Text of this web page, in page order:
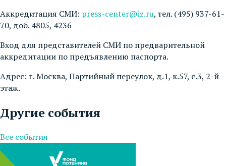
Аккредитация СМИ: press-center@iz.ru, тел. (495) 937-61-
70, доб. 4805, 4236
Вход для представителей СМИ по предварительной
аккредитации по предъявлению паспорта.
Адрес: г. Москва, Партийный переулок, д.1, к.57, с.3, 2-й
этаж.
Другие события
Все события